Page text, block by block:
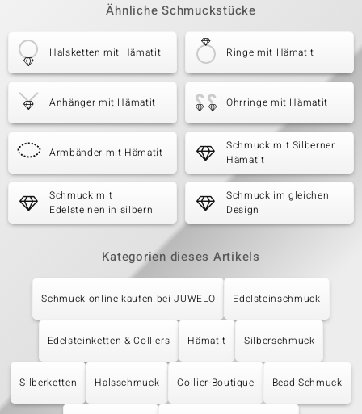
Ähnliche Schmuckstücke
Halsketten mit Hämatit Ringe mit Hämatit
Anhänger mit Hämatit Ohrringe mit Hämatit
Armbänder mit Hämatit
Schmuck mit Silberner
Hämatit
Schmuck mit
Edelsteinen in silbern
Schmuck im gleichen
Design
Kategorien dieses Artikels
Schmuck online kaufen bei JUWELO Edelsteinschmuck
Edelsteinketten & Colliers Hämatit Silberschmuck
Silberketten Halsschmuck Collier-Boutique Bead Schmuck